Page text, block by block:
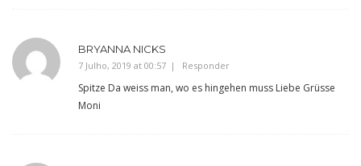
BRYANNA NICKS
7 Julho, 2019 at 00:57 Responder
Spitze Da weiss man, wo es hingehen muss Liebe Grüsse
Moni